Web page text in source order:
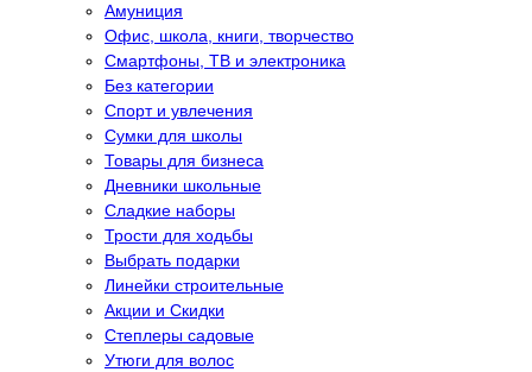
Амуниция
Офис, школа, книги, творчество
Смартфоны, ТВ и электроника
Без категории
Спорт и увлечения
Сумки для школы
Товары для бизнеса
Дневники школьные
Сладкие наборы
Трости для ходьбы
Выбрать подарки
Линейки строительные
Акции и Скидки
Степлеры садовые
Утюги для волос